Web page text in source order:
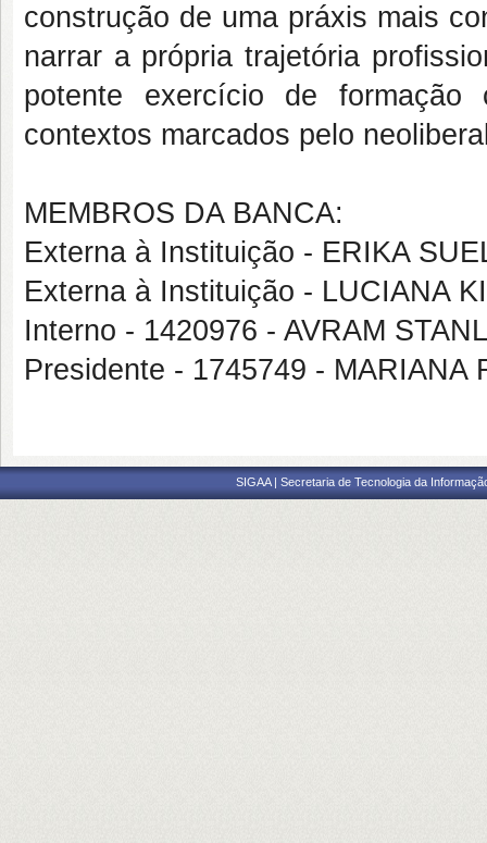
construção de uma práxis mais
narrar a própria trajetória
potente exercício de
contextos marcados pelo
MEMBROS DA BANCA:
Externa à Instituição - ERIKA
Externa à Instituição - LUCIANA
Interno - 1420976 - AVRAM
Presidente - 1745749 - MARIANA
SIGAA | Secretaria de Tecnologia da